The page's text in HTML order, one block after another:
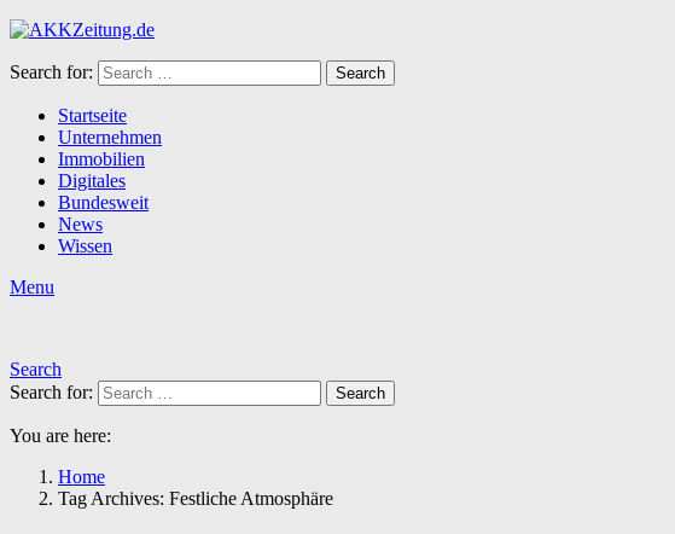
Search for: Search
Startseite
Unternehmen
Immobilien
Digitales
Bundesweit
News
Wissen
Menu
Search
Search for:
Search
You are here:
Home
Tag Archives: Festliche Atmosphäre